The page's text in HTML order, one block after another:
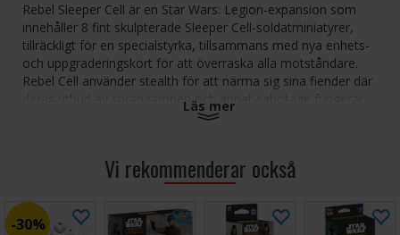
Rebel Sleeper Cell är en Star Wars: Legion-expansion som
innehåller 8 fint skulpterade Sleeper Cell-soldatminiatyrer,
tillräckligt för en specialstyrka, tillsammans med nya enhets-
och uppgraderingskort för att överraska alla motståndare.
Rebel Cell använder stealth för att närma sig sina fiender där
deras utbud av sprängämnen och annat sabotage fungerar
Språk:
Engelska Expansion, kräver huvudspelet för att kunna spelas
Läs mer
Vi rekommenderar också
30%